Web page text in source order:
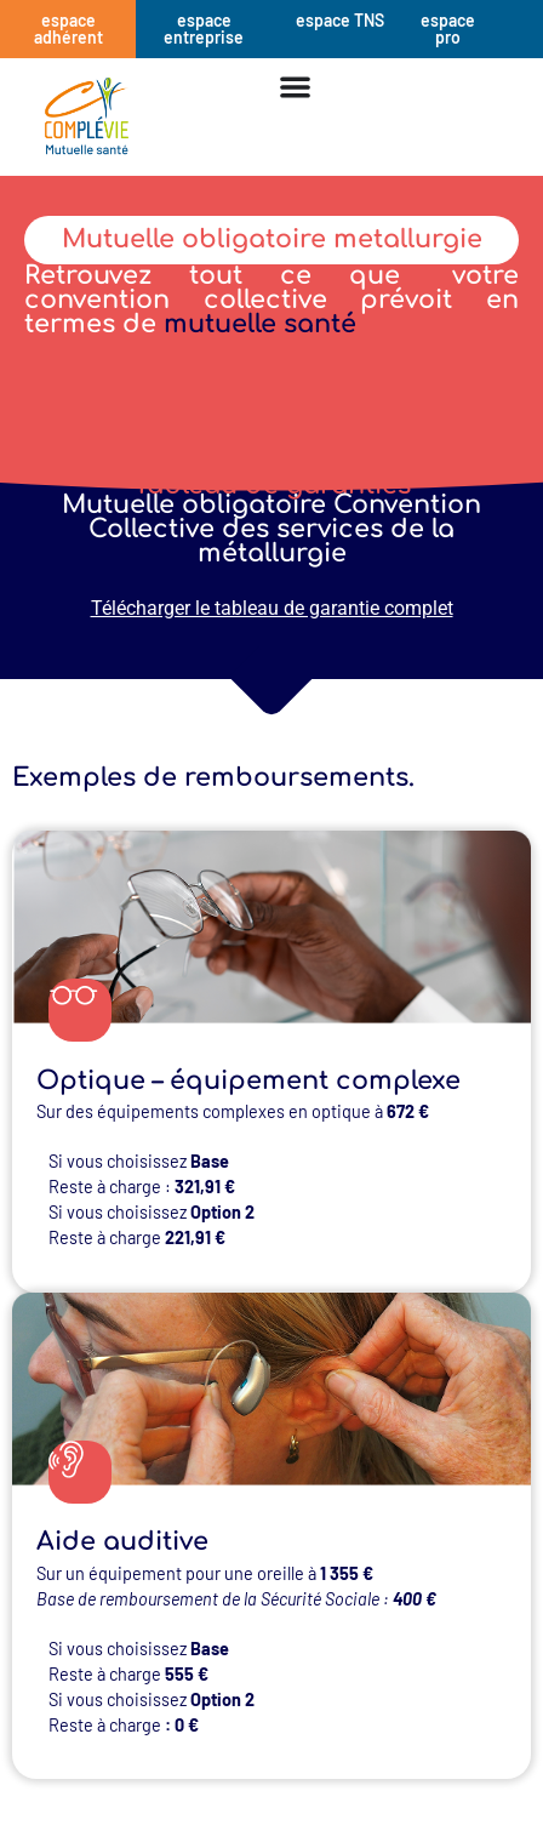
espace
adhérent
espace
entreprise
espace TNS
espace
pro
Mutuelle obligatoire metallurgie
Retrouvez tout ce que votre
convention collective prévoit en
termes de mutuelle santé
Tableau de garanties
Mutuelle obligatoire Convention
Collective des services de la
métallurgie
Télécharger le tableau de garantie complet
Exemples de remboursements.
Optique – équipement complexe
Sur des équipements complexes en optique à672 €
Si vous choisissezBase
Reste à charge : 321,91 €
Si vous choisissezOption 2
Reste à charge 221,91 €
Aide auditive
Sur un équipement pour une oreille à1 355 €
Base de remboursement de la Sécurité Sociale : 400 €
Si vous choisissezBase
Reste à charge 555 €
Si vous choisissezOption 2
Reste à charge : 0€